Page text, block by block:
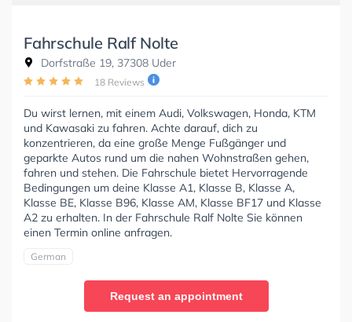
Fahrschule Ralf Nolte
Dorfstraße 19, 37308 Uder
18 Reviews
Du wirst lernen, mit einem Audi, Volkswagen, Honda, KTM
und Kawasaki zu fahren. Achte darauf, dich zu
konzentrieren, da eine große Menge Fußgänger und
geparkte Autos rund um die nahen Wohnstraßen gehen,
fahren und stehen. Die Fahrschule bietet Hervorragende
Bedingungen um deine Klasse A1, Klasse B, Klasse A,
Klasse BE, Klasse B96, Klasse AM, Klasse BF17 und Klasse
A2 zu erhalten. In der Fahrschule Ralf Nolte Sie können
einen Termin online anfragen.
German
Request an appointment